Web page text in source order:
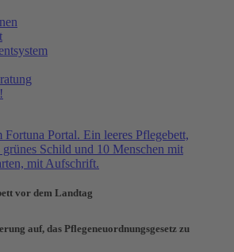
vor dem Landtag
auf, das Pflegeneuordnungsgesetz zu